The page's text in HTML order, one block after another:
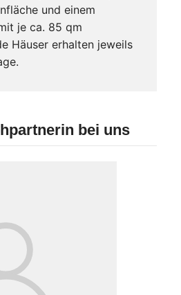
und einem
je ca. 85 qm
Häuser erhalten jeweils
bei uns